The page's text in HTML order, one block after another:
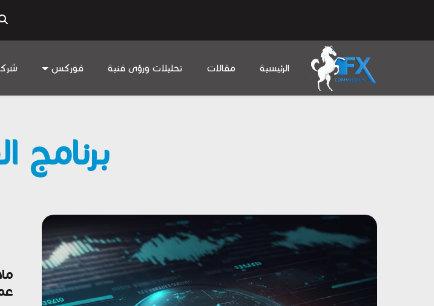
الرئيسية مقالات تحليلات ورؤى فنية فوركس
برنامج